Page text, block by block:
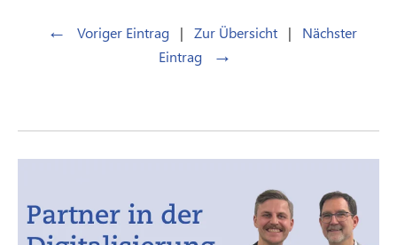
← Voriger Eintrag | Zur Übersicht |
Nächster
Eintrag
→